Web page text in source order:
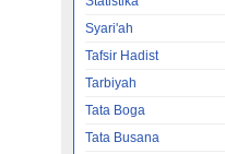
Syari'ah
Tafsir Hadist
Tarbiyah
Tata Boga
Tata Busana